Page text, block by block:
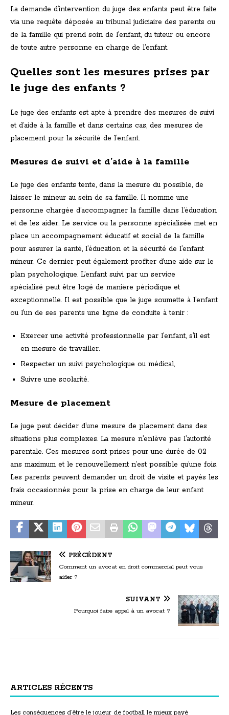
La demande d’intervention du juge des enfants peut être faite
via une requête déposée au tribunal judiciaire des parents ou
de la famille qui prend soin de l’enfant, du tuteur ou encore
de toute autre personne en charge de l’enfant.
Quelles sont les mesures prises par
le juge des enfants ?
Le juge des enfants est apte à prendre des mesures de suivi
et d’aide à la famille et dans certains cas, des mesures de
placement pour la sécurité de l’enfant.
Mesures de suivi et d’aide à la famille
Le juge des enfants tente, dans la mesure du possible, de
laisser le mineur au sein de sa famille. Il nomme une
personne chargée d’accompagner la famille dans l’éducation
et de les aider. Le service ou la personne spécialisée met en
place un accompagnement éducatif et social de la famille
pour assurer la santé, l’éducation et la sécurité de l’enfant
mineur. Ce dernier peut également profiter d’une aide sur le
plan psychologique. L’enfant suivi par un service
spécialisé peut être logé de manière périodique et
exceptionnelle. Il est possible que le juge soumette à l’enfant
ou l’un de ses parents une ligne de conduite à tenir :
Exercer une activité professionnelle par l’enfant, s’il est
en mesure de travailler.
Respecter un suivi psychologique ou médical,
Suivre une scolarité.
Mesure de placement
Le juge peut décider d’une mesure de placement dans des
situations plus complexes. La mesure n’enlève pas l’autorité
parentale. Ces mesures sont prises pour une durée de 02
ans maximum et le renouvellement n’est possible qu’une fois.
Les parents peuvent demander un droit de visite et payés les
frais occasionnés pour la prise en charge de leur enfant
mineur.
PRÉCÉDENT
Comment un avocat en droit commercial peut vous
aider ?
SUIVANT
Pourquoi faire appel à un avocat ?
ARTICLES RÉCENTS
Les conséquences d’être le joueur de football le mieux payé